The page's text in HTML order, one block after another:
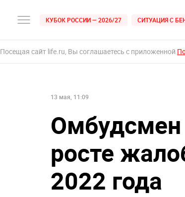
КУБОК РОССИИ — 2026/27 СИТУАЦИЯ С
Посещая сайт life.ru, Вы соглашаетесь с приложенной
13 мая, 11:09
росте
2022 года